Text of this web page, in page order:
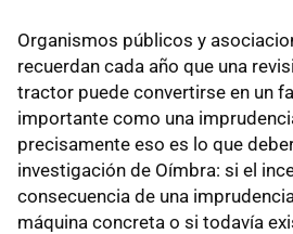
Organismos públicos y
recuerdan cada año que una
tractor puede convertirse en un
importante como una
precisamente eso es lo que
investigación de Oímbra: si el
consecuencia de una
máquina concreta o si todavía